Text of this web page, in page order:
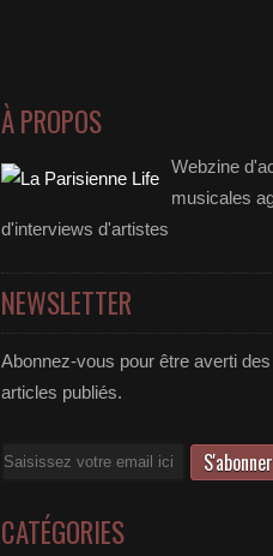
À PROPOS
Webzine
musicales
d'interviews d'artistes
NEWSLETTER
Abonnez-vous pour être averti
articles publiés.
Email
CATÉGORIES